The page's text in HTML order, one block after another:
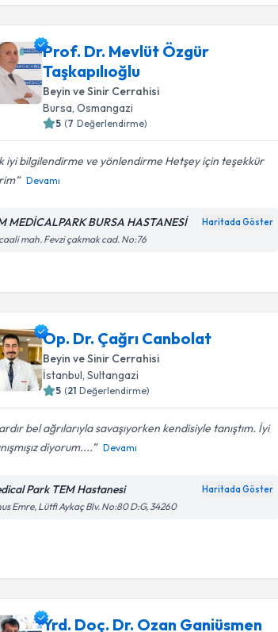
Prof. Dr. Mevlüt Özgür
Taşkapılıoğlu
Beyin ve Sinir Cerrahisi
Bursa,Osmangazi
5 (7 Değerlendirme)
iyi bilgilendirme ve yönlendirme Hetşey için teşekkür
Devamı
MEDİCALPARK BURSA HASTANESİ Haritada Göster
mah. Fevzi çakmak cad. No:76
Op. Dr. Çağrı Canbolat
Beyin ve Sinir Cerrahisi
İstanbul ,Sultangazi
5 (21 Değerlendirme)
bel ağrılarıyla savaşıyorken kendisiyle tanıştım. İyi
diyorum....
Devamı
Park TEM Hastanesi Haritada Göster
Emre, Lütfi Aykaç Blv. No:80 D:G, 34260
Yrd. Doç. Dr. Ozan Ganiüsmen